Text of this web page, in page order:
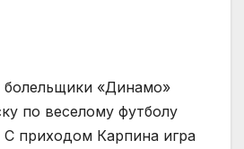
болельщики «Динамо»
по веселому футболу
приходом Карпина игра